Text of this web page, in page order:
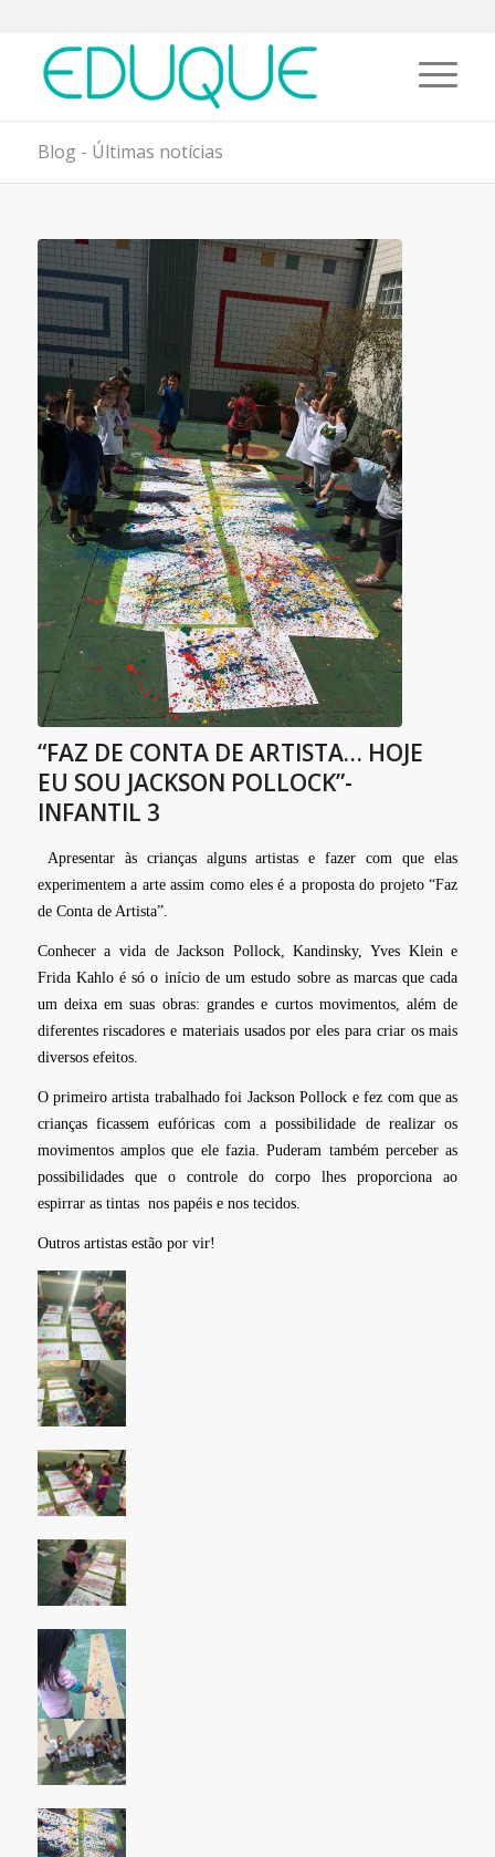
Blog - Últimas notícias
“FAZ DE CONTA DE ARTISTA… HOJE
EU SOU JACKSON POLLOCK”-
INFANTIL 3
Apresentar às crianças alguns artistas e fazer com que elas
experimentem a arte assim como eles é a proposta do projeto “Faz
de Conta de Artista”.
Conhecer a vida de Jackson Pollock, Kandinsky, Yves Klein e
Frida Kahlo é só o início de um estudo sobre as marcas que cada
um deixa em suas obras: grandes e curtos movimentos, além de
diferentes riscadores e materiais usados por eles para criar os mais
diversos efeitos.
O primeiro artista trabalhado foi Jackson Pollock e fez com que as
crianças ficassem eufóricas com a possibilidade de realizar os
movimentos amplos que ele fazia. Puderam também perceber as
possibilidades que o controle do corpo lhes proporciona ao
espirrar as tintas nos papéis e nos tecidos.
Outros artistas estão por vir!